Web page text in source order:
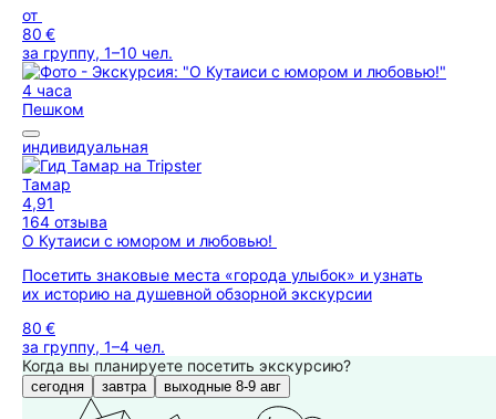
от
80 €
за группу, 1–10 чел.
4 часа
Пешком
индивидуальная
Тамар
4,91
164 отзыва
О Кутаиси с юмором и любовью!
Посетить знаковые места «города улыбок» и узнать
их историю на душевной обзорной экскурсии
80 €
за группу, 1–4 чел.
Когда вы планируете посетить экскурсию?
сегодня завтра выходные 8-9 авг